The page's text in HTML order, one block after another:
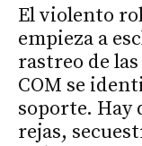
El violento
empieza a
rastreo de
COM se
soporte. Hay
rejas,